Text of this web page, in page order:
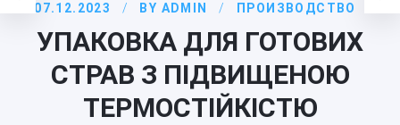
07.12.2023 BY ADMIN ПРОИЗВОДСТВО
УПАКОВКА ДЛЯ ГОТОВИХ
СТРАВ З ПІДВИЩЕНОЮ
ТЕРМОСТІЙКІСТЮ